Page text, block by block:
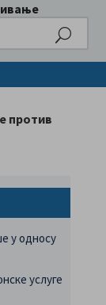
против
у односу
услуге